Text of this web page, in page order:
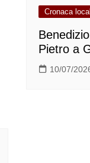
Cronaca
Pietro a
10/07/